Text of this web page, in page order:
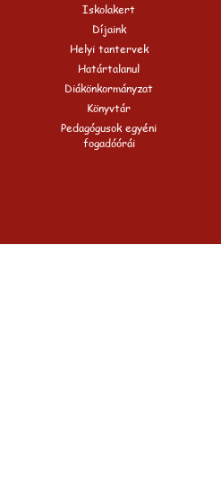
Iskolakert
Díjaink
Helyi tantervek
Határtalanul
Diákönkormányzat
Könyvtár
Pedagógusok egyéni
fogadóórái